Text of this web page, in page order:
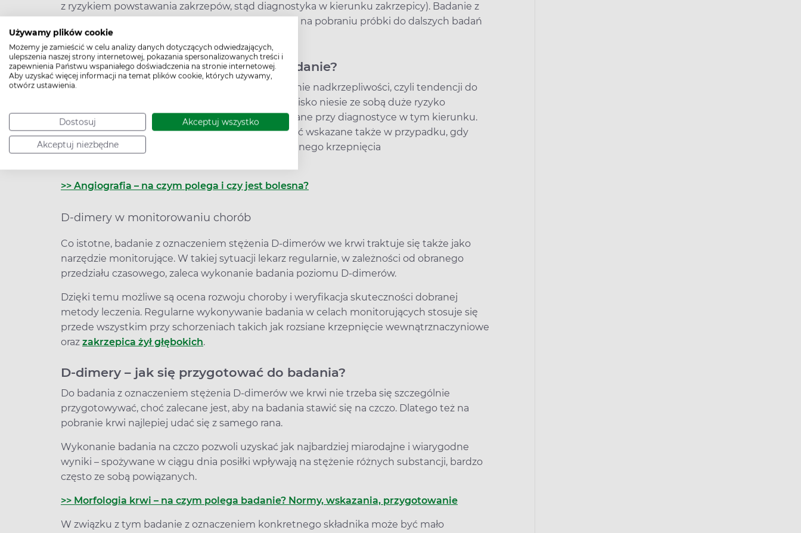
Używamy plików cookie
Możemy je zamieścić w celu analizy danych dotyczących odwiedzających,
ulepszenia naszej strony internetowej, pokazania spersonalizowanych treści i
zapewnienia Państwu wspaniałego doświadczenia na stronie internetowej.
Aby uzyskać więcej informacji na temat plików cookie, których używamy,
otwórz ustawienia.
Dostosuj Akceptuj wszystko
Akceptuj niezbędne
z ryzykiem powstawania zakrzepów, stąd diagnostyka w kierunku zakrzepicy). Badanie z
oznaczeniem stężenia D-dimerów we krwi polega na pobraniu próbki do dalszych badań
diagnostycznych.
D-dimery – kiedy należy wykonać badanie?
Wskazaniem do wykonania badania jest podejrzenie nadkrzepliwości, czyli tendencji do
zbyt szybkiego powstawania skrzepów. Takie zjawisko niesie ze sobą duże ryzyko
zakrzepicy, dlatego badanie D-dimerów jest zalecane przy diagnostyce w tym kierunku.
Oznaczenie stężenia D-dimerów we krwi może być wskazane także w przypadku, gdy
istnieje podejrzenie zatorowości płucnej lub rozsianego krzepnięcia
>> Angiografia – na czym polega i czy jest bolesna?
D-dimery w monitorowaniu chorób
Co istotne, badanie z oznaczeniem stężenia D-dimerów we krwi traktuje się także jako
narzędzie monitorujące. W takiej sytuacji lekarz regularnie, w zależności od obranego
przedziału czasowego, zaleca wykonanie badania poziomu D-dimerów.
Dzięki temu możliwe są ocena rozwoju choroby i weryfikacja skuteczności dobranej
metody leczenia. Regularne wykonywanie badania w celach monitorujących stosuje się
przede wszystkim przy schorzeniach takich jak rozsiane krzepnięcie wewnątrznaczyniowe
oraz zakrzepica żył głębokich.
D-dimery – jak się przygotować do badania?
Do badania z oznaczeniem stężenia D-dimerów we krwi nie trzeba się szczególnie
przygotowywać, choć zalecane jest, aby na badania stawić się na czczo. Dlatego też na
pobranie krwi najlepiej udać się z samego rana.
Wykonanie badania na czczo pozwoli uzyskać jak najbardziej miarodajne i wiarygodne
wyniki – spożywane w ciągu dnia posiłki wpływają na stężenie różnych substancji, bardzo
często ze sobą powiązanych.
>> Morfologia krwi – na czym polega badanie? Normy, wskazania, przygotowanie
W związku z tym badanie z oznaczeniem konkretnego składnika może być mało